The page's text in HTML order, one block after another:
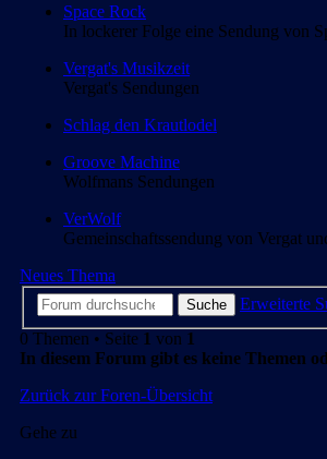
Space Rock
In lockerer Folge eine Sendung von
Vergat's Musikzeit
Vergat's Sendungen
Schlag den Krautlodel
Groove Machine
Wolfmans Sendungen
VerWolf
Gemeinschaftssendung von Vergat
Neues Thema
Suche
Erweiterte
0 Themen • Seite 1 von 1
In diesem Forum gibt es keine Themen
Zurück zur Foren-Übersicht
Gehe zu